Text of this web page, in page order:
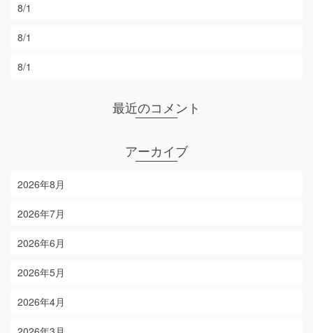
8/1
8/1
8/1
最近のコメント
アーカイブ
2026年8月
2026年7月
2026年6月
2026年5月
2026年4月